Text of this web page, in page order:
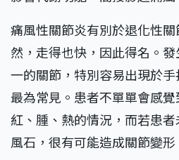
痛風性關節炎有別於退化性
然，走得也快，因此得名。
一的關節，特別容易出現於
最為常見。患者不單單會感
紅、腫、熱的情況，而若患
風石，很有可能造成關節變形